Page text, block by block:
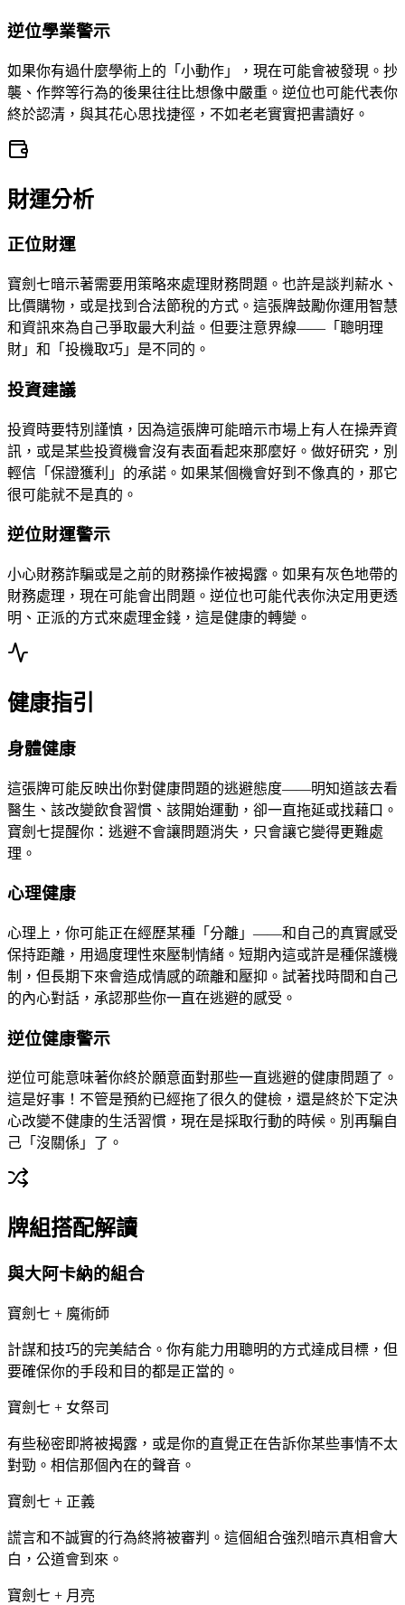
逆位學業警示
如果你有過什麼學術上的「小動作」，現在可能會被發現。抄
襲、作弊等行為的後果往往比想像中嚴重。逆位也可能代表你
終於認清，與其花心思找捷徑，不如老老實實把書讀好。
財運分析
正位財運
寶劍七暗示著需要用策略來處理財務問題。也許是談判薪水、
比價購物，或是找到合法節稅的方式。這張牌鼓勵你運用智慧
和資訊來為自己爭取最大利益。但要注意界線——「聰明理
財」和「投機取巧」是不同的。
投資建議
投資時要特別謹慎，因為這張牌可能暗示市場上有人在操弄資
訊，或是某些投資機會沒有表面看起來那麼好。做好研究，別
輕信「保證獲利」的承諾。如果某個機會好到不像真的，那它
很可能就不是真的。
逆位財運警示
小心財務詐騙或是之前的財務操作被揭露。如果有灰色地帶的
財務處理，現在可能會出問題。逆位也可能代表你決定用更透
明、正派的方式來處理金錢，這是健康的轉變。
健康指引
身體健康
這張牌可能反映出你對健康問題的逃避態度——明知道該去看
醫生、該改變飲食習慣、該開始運動，卻一直拖延或找藉口。
寶劍七提醒你：逃避不會讓問題消失，只會讓它變得更難處
理。
心理健康
心理上，你可能正在經歷某種「分離」——和自己的真實感受
保持距離，用過度理性來壓制情緒。短期內這或許是種保護機
制，但長期下來會造成情感的疏離和壓抑。試著找時間和自己
的內心對話，承認那些你一直在逃避的感受。
逆位健康警示
逆位可能意味著你終於願意面對那些一直逃避的健康問題了。
這是好事！不管是預約已經拖了很久的健檢，還是終於下定決
心改變不健康的生活習慣，現在是採取行動的時候。別再騙自
己「沒關係」了。
牌組搭配解讀
與大阿卡納的組合
寶劍七 + 魔術師
計謀和技巧的完美結合。你有能力用聰明的方式達成目標，但
要確保你的手段和目的都是正當的。
寶劍七 + 女祭司
有些秘密即將被揭露，或是你的直覺正在告訴你某些事情不太
對勁。相信那個內在的聲音。
寶劍七 + 正義
謊言和不誠實的行為終將被審判。這個組合強烈暗示真相會大
白，公道會到來。
寶劍七 + 月亮